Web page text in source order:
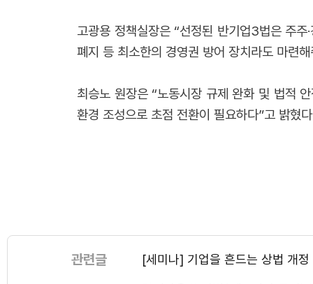
고광용 정책실장은 “선정된 반기업3법은 주주
폐지 등 최소한의 경영권 방어 장치라도 마련
최승노 원장은 “노동시장 규제 완화 및 법적
환경 조성으로 초점 전환이 필요하다”고 밝혔
관련글 [세미나] 기업을 흔드는 상법 개